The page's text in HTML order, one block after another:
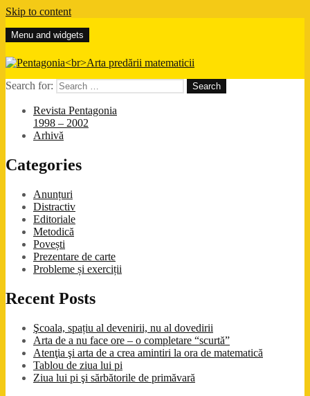
Skip to content
Pentagonia
Arta predării matematicii
Menu and widgets
Search for:
Revista Pentagonia
1998 – 2002
Arhivă
Categories
Anunțuri
Distractiv
Editoriale
Metodică
Povești
Prezentare de carte
Probleme și exerciții
Recent Posts
Şcoala, spațiu al devenirii, nu al dovedirii
Arta de a nu face ore – o completare “scurtă”
Atenţia şi arta de a crea amintiri la ora de matematică
Tablou de ziua lui pi
Ziua lui pi şi sărbătorile de primăvară